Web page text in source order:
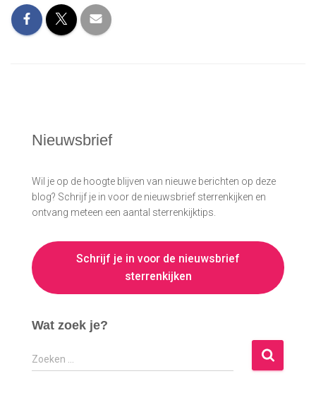
Nieuwsbrief
Wil je op de hoogte blijven van nieuwe berichten op deze
blog? Schrijf je in voor de nieuwsbrief sterrenkijken en
ontvang meteen een aantal sterrenkijktips.
Schrijf je in voor de nieuwsbrief
sterrenkijken
Wat zoek je?
Z
o
Zoeken …